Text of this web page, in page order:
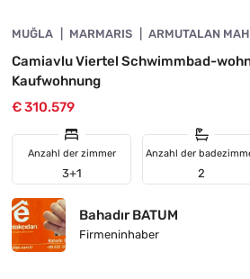
VORGESTELLT
MUĞLA MARMARIS ARMUTALAN MAH
Camiavlu Viertel Schwimmbad-
Kaufwohnung
€ 310.579
Anzahl der zimmer
3+1
Anzahl der
2
Bahadır BATUM
Firmeninhaber